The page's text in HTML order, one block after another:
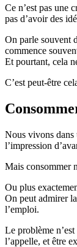
Ce n’est pas une
pas d’avoir des
On parle souvent
commence
Et pourtant, cela
C’est peut-être
Nous vivons dans
l’impression
Mais consommer
Ou plus
On peut admirer
l’emploi.
Le problème
l’appelle, et être